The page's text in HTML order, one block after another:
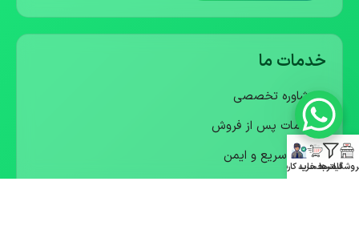
خدمات ما
• مشاوره تخصصی
• خدمات پس از فروش
• ارسال سریع و ایمن
• گارانتی معتبر
فیلترهاسبد خرید
حساب کاربری